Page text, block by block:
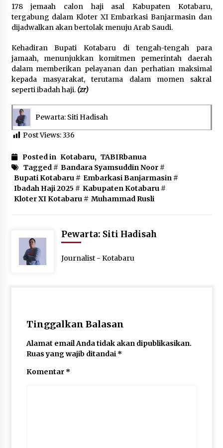
178 jemaah calon haji asal Kabupaten Kotabaru,
tergabung dalam Kloter XI Embarkasi Banjarmasin dan
dijadwalkan akan bertolak menuju Arab Saudi.
Kehadiran Bupati Kotabaru di tengah-tengah para
jamaah, menunjukkan komitmen pemerintah daerah
dalam memberikan pelayanan dan perhatian maksimal
kepada masyarakat, terutama dalam momen sakral
seperti ibadah haji. (zr)
Pewarta: Siti Hadisah
Post Views:336
Posted in Kotabaru, TABIRbanua
Tagged # Bandara Syamsuddin Noor#
Bupati Kotabaru # Embarkasi Banjarmasin #
Ibadah Haji 2025# Kabupaten Kotabaru #
Kloter XI Kotabaru # Muhammad Rusli
Pewarta: Siti Hadisah
Journalist - Kotabaru
Tinggalkan Balasan
Alamat email Anda tidak akan dipublikasikan.
Ruas yang wajib ditandai *
Komentar *